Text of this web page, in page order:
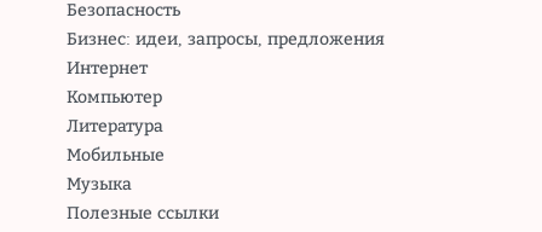
Безопасность
Бизнес: идеи, запросы, предложения
Интернет
Компьютер
Литература
Мобильные
Музыка
Полезные ссылки